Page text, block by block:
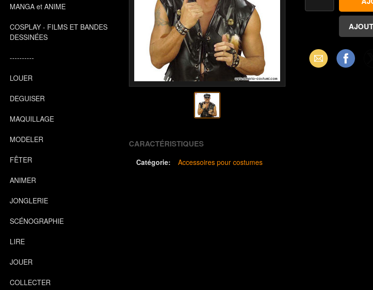
MANGA et ANIME
COSPLAY - FILMS ET BANDES
DESSINÉES
----------
LOUER
DEGUISER
MAQUILLAGE
MODELER
FÊTER
ANIMER
JONGLERIE
SCÉNOGRAPHIE
LIRE
JOUER
COLLECTER
Email Facebook
CARACTÉRISTIQUES
Catégorie: Accessoires pour costumes